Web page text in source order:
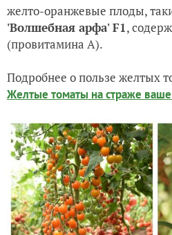
желто-оранжевые плоды,
'Волшебная арфа' F1,
(провитамина А).
Подробнее о пользе желтых
Желтые томаты на страже